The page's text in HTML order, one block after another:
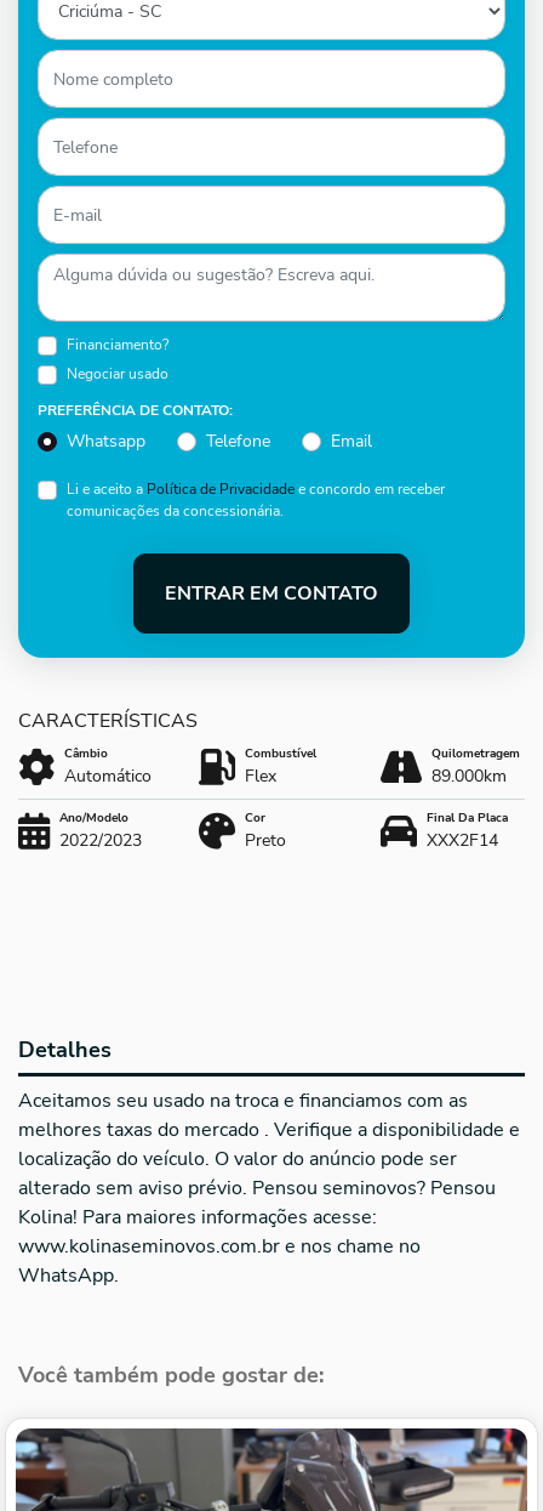
Financiamento?
Negociar usado
PREFERÊNCIA DE CONTATO:
Whatsapp Telefone Email
Li e aceito a Política de Privacidadee concordo em receber
comunicações da concessionária.
ENTRAR EM CONTATO
Câmbio
Automático
Combustível
Flex
Quilometragem
89.000km
Ano/Modelo
2022/2023
Cor
Preto
Final Da Placa
XXX2F14
Detalhes
Aceitamos seu usado na troca e financiamos com as
melhores taxas do mercado . Verifique a disponibilidade e
localização do veículo. O valor do anúncio pode ser
alterado sem aviso prévio. Pensou seminovos? Pensou
Kolina! Para maiores informações acesse:
www.kolinaseminovos.com.br e nos chame no
WhatsApp.
Você também pode gostar de: